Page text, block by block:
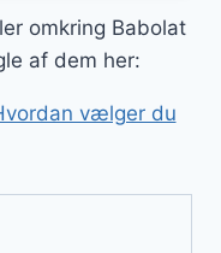
omkring Babolat
af dem her:
vælger du